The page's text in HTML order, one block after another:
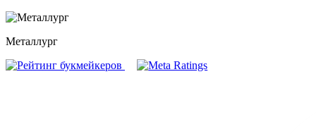
Металлург